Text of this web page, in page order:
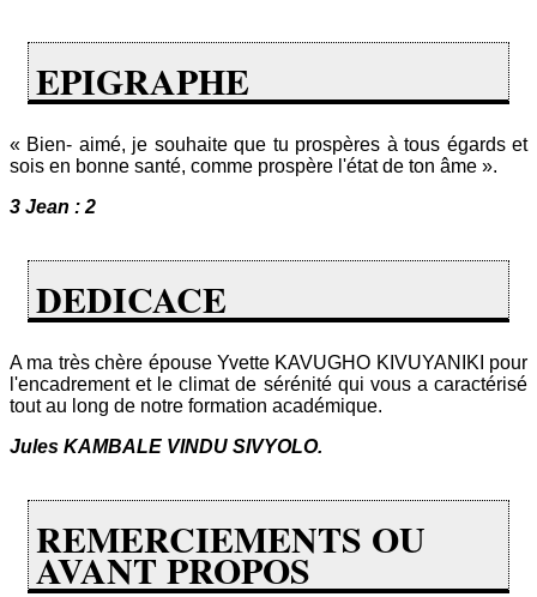
EPIGRAPHE
« Bien- aimé, je souhaite que tu prospères à tous égards et
sois en bonne santé, comme prospère l'état de ton âme ».
3 Jean : 2
DEDICACE
A ma très chère épouse Yvette KAVUGHO KIVUYANIKI pour
l'encadrement et le climat de sérénité qui vous a caractérisé
tout au long de notre formation académique.
Jules KAMBALE VINDU SIVYOLO.
REMERCIEMENTS OU
AVANT PROPOS